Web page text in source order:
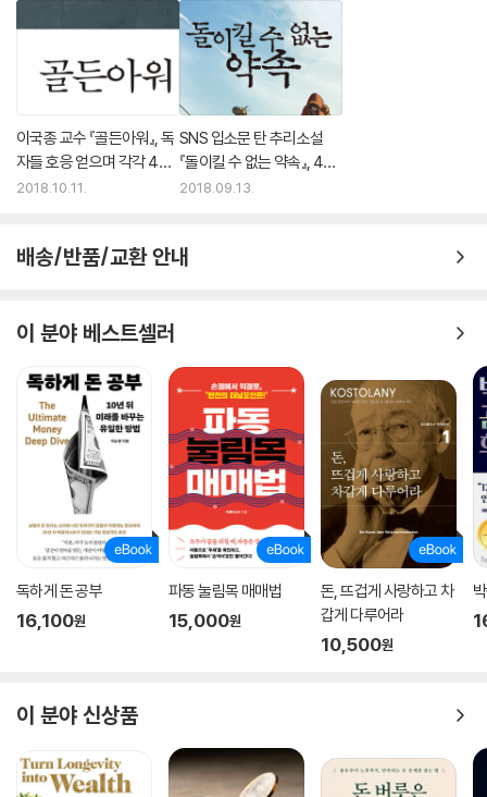
이국종 교수 『골든아워』, 독
자들 호응 얻으며 각각 4위,
8위
2018.10.11.
SNS 입소문 탄 추리소설
『돌이킬 수 없는 약속』, 4주
연속 1위
2018.09.13.
배송/반품/교환 안내
이 분야 베스트셀러
독하게 돈 공부
16,100원
파동 눌림목 매매법
15,000원
돈, 뜨겁게 사랑하고 차
갑게 다루어라
10,500원
이 분야 신상품